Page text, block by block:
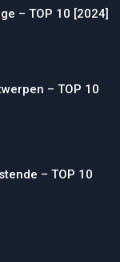
– TOP 10 [2024]
– TOP 10
– TOP 10